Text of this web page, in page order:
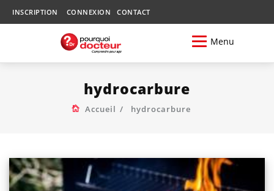
INSCRIPTION CONNEXION CONTACT
Menu
hydrocarbure
Accueil hydrocarbure